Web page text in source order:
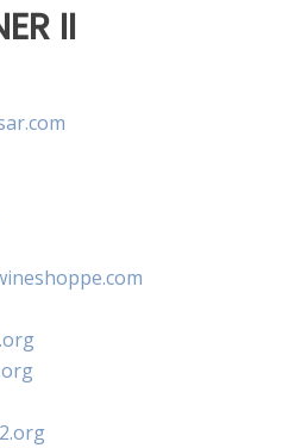
II